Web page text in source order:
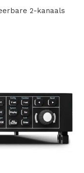
2-kanaals